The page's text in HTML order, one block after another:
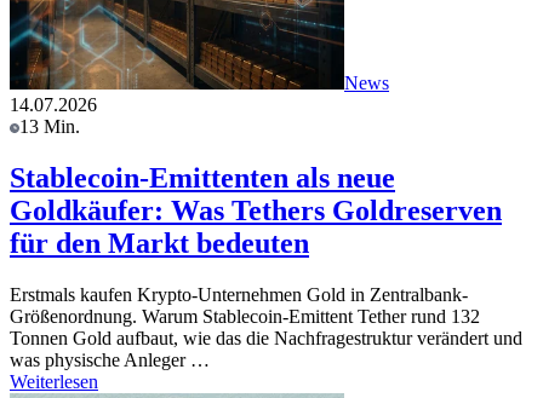
News
14.07.2026
13 Min.
Stablecoin-Emittenten als neue
Goldkäufer: Was Tethers Goldreserven
für den Markt bedeuten
Erstmals kaufen Krypto-Unternehmen Gold in Zentralbank-
Größenordnung. Warum Stablecoin-Emittent Tether rund 132
Tonnen Gold aufbaut, wie das die Nachfragestruktur verändert und
was physische Anleger …
Weiterlesen